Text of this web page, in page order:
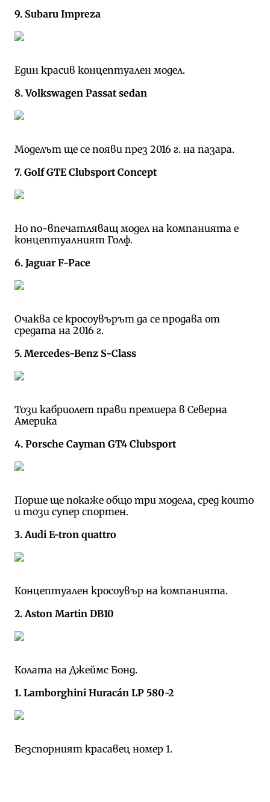
9. Subaru Impreza
Един красив концептуален модел.
8. Volkswagen Passat sedan
Моделът ще се появи през 2016 г. на пазара.
7. Golf GTE Clubsport Concept
Но по-впечатляващ модел на компанията е
концептуалният Голф.
6. Jaguar F-Pace
Очаква се кросоувърът да се продава от
средата на 2016 г.
5. Mercedes-Benz S-Class
Този кабриолет прави премиера в Северна
Америка
4. Porsche Cayman GT4 Clubsport
Порше ще покаже общо три модела, сред които
и този супер спортен.
3. Audi E-tron quattro
Концептуален кросоувър на компанията.
2. Aston Martin DB10
Колата на Джеймс Бонд.
1. Lamborghini Huracán LP 580-2
Безспорният красавец номер 1.